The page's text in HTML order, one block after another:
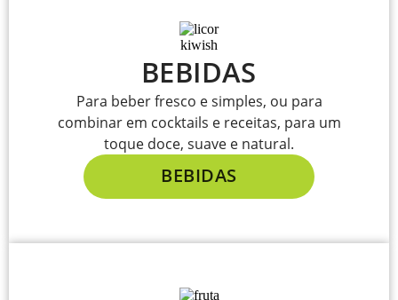
BEBIDAS
Para beber fresco e simples, ou para
combinar em cocktails e receitas, para um
toque doce, suave e natural.
BEBIDAS